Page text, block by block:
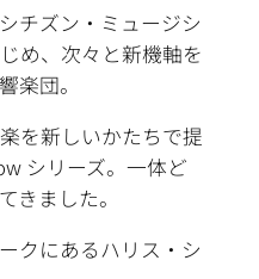
チズン・ミュージシ
め、次々と新機軸を
楽団。
を新しいかたちで提
シリーズ。一体ど
きました。
クにあるハリス・シ